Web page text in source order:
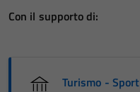
Con il supporto di:
Turismo - Sport